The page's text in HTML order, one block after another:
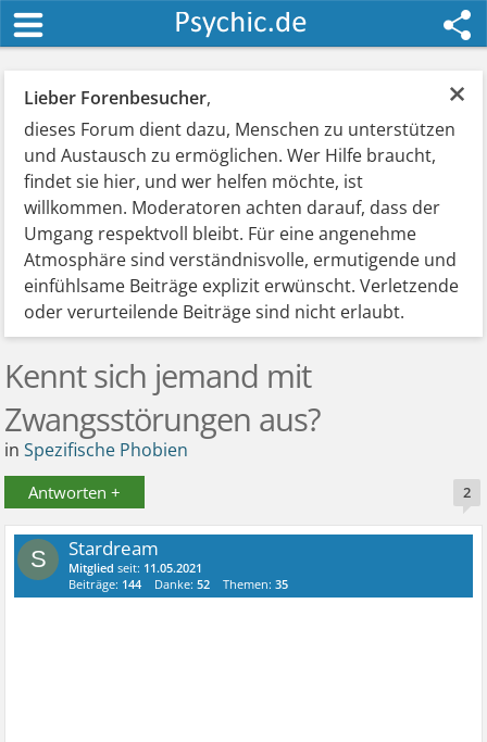
×
Lieber Forenbesucher,
dieses Forum dient dazu, Menschen zu unterstützen
und Austausch zu ermöglichen. Wer Hilfe braucht,
findet sie hier, und wer helfen möchte, ist
willkommen. Moderatoren achten darauf, dass der
Umgang respektvoll bleibt. Für eine angenehme
Atmosphäre sind verständnisvolle, ermutigende und
einfühlsame Beiträge explizit erwünscht. Verletzende
oder verurteilende Beiträge sind nicht erlaubt.
Kennt sich jemand mit
Zwangsstörungen aus?
inSpezifische Phobien
Antworten + 2
S Stardream
Mitglied seit: 11.05.2021
Beiträge: 144 Danke:52 Themen:35